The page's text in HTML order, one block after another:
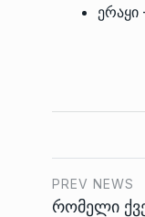
ერაყი
PREV NEWS
რომელი